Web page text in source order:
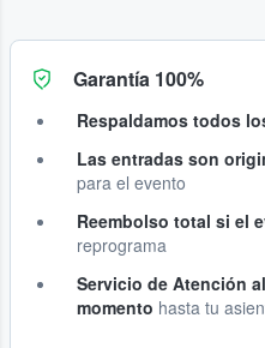
Garantía 100%
Respaldamos todos
Las entradas son
para el evento
Reembolso total si el
reprograma
Servicio de Atención
momento hasta tu